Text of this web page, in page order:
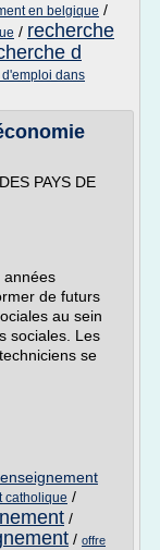
en belgique /
/ recherche
d
d'emploi dans
PAYS DE
années
de futurs
au sein
sociales. Les
se
catholique /
/
/ offre